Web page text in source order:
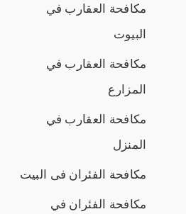
مكافحة العقارب في
البيوت
مكافحة العقارب في
المزارع
مكافحة العقارب في
المنزل
مكافحة الفئران فى البيت
مكافحة الفئران في